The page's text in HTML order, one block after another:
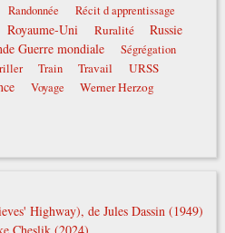
Randonnée Récit d apprentissage
Royaume-Uni Ruralité Russie
Guerre mondiale
Ségrégation
Train Travail URSS
Voyage
Werner Herzog
Highway), de Jules Dassin (1949)
Cheslik (2024)